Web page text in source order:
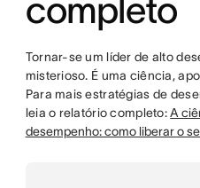
completo
Tornar-se um líder de alto
misterioso. É uma ciência,
Para mais estratégias de
leia o relatório completo:A
desempenho: como liberar o